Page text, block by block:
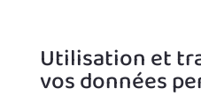
Utilisation et
vos données